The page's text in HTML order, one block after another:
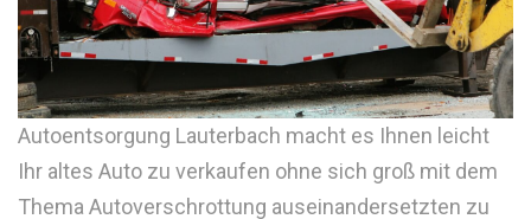
Autoentsorgung Lauterbach macht es Ihnen leicht
Ihr altes Auto zu verkaufen ohne sich groß mit dem
Thema Autoverschrottung auseinandersetzten zu